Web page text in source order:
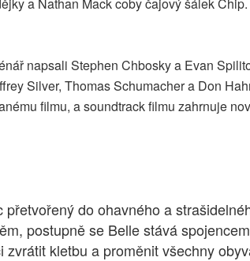
napsali Stephen Chbosky a Evan
Silver, Thomas Schumacher a Don
filmu, a soundtrack filmu zahrnuje
do ohavného a
postupně se Belle stává
kletbu a proměnit všechny